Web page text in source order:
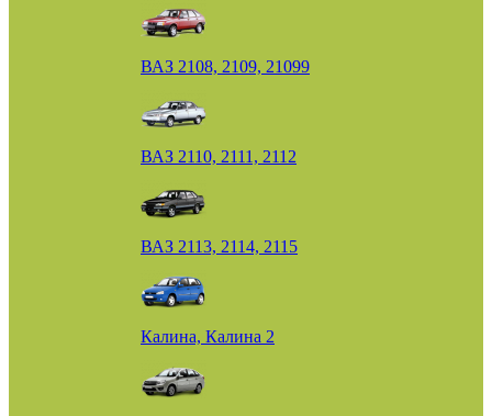
ВАЗ 2108, 2109, 21099
ВАЗ 2110, 2111, 2112
ВАЗ 2113, 2114, 2115
Калина, Калина 2